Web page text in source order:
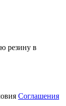
резину в
Соглашения